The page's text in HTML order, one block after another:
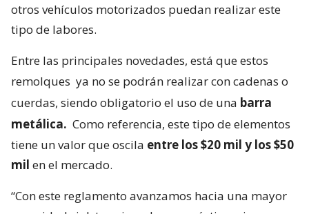
otros vehículos motorizados puedan realizar este
tipo de labores.
Entre las principales novedades, está que estos
remolques ya no se podrán realizar con cadenas o
cuerdas, siendo obligatorio el uso de una barra
metálica. Como referencia, este tipo de elementos
tiene un valor que oscila entre los $20 mil y los $50
mil en el mercado.
“Con este reglamento avanzamos hacia una mayor